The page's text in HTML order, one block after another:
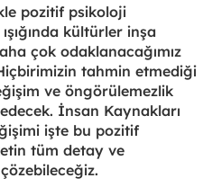
pozitif psikoloji
kültürler inşa
çok odaklanacağımız
tahmin etmediği
ve öngörülemezlik
İnsan Kaynakları
işte bu pozitif
tüm detay ve